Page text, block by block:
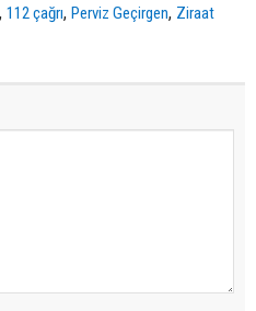
,112 çağrı,Perviz Geçirgen, Ziraat